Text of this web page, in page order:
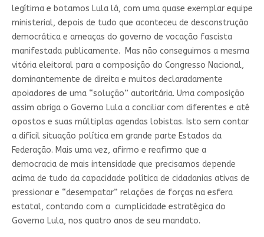
legítima e botamos Lula lá, com uma quase exemplar equipe
ministerial, depois de tudo que aconteceu de desconstrução
democrática e ameaças do governo de vocação fascista
manifestada publicamente. Mas não conseguimos a mesma
vitória eleitoral para a composição do Congresso Nacional,
dominantemente de direita e muitos declaradamente
apoiadores de uma “solução” autoritária. Uma composição
assim obriga o Governo Lula a conciliar com diferentes e até
opostos e suas múltiplas agendas lobistas. Isto sem contar
a difícil situação política em grande parte Estados da
Federação. Mais uma vez, afirmo e reafirmo que a
democracia de mais intensidade que precisamos depende
acima de tudo da capacidade política de cidadanias ativas de
pressionar e “desempatar” relações de forças na esfera
estatal, contando com a cumplicidade estratégica do
Governo Lula, nos quatro anos de seu mandato.